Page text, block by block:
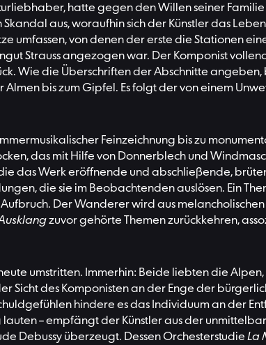
hatte gegen den Willen seiner
aus, woraufhin sich der Künstler das
umfassen, von denen der erste die Stationen
Strauss angezogen war. Der Komponist
Wie die Überschriften der Abschnitte
bis zum Gipfel. Es folgt der von einem
Feinzeichnung bis zu
das mit Hilfe von Donnerblech und
das Werk eröffnende und abschließende,
die sie im Beobachtenden auslösen. Ein
Der Wanderer wird aus
zuvor gehörte Themen zurückkehren,
umstritten. Immerhin: Beide liebten die
Sicht des Komponisten an der Enge der
hindere es das Individuum an der
– empfängt der Künstler aus der
Debussy überzeugt. Dessen Orchesterstudie La